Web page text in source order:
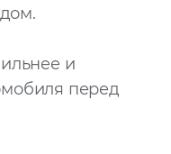
и
перед